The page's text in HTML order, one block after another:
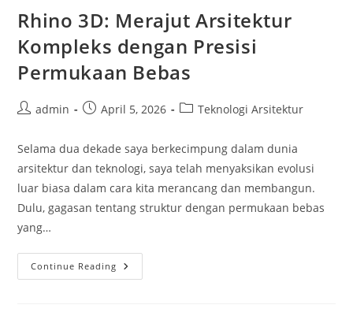
Rhino 3D: Merajut Arsitektur
Kompleks dengan Presisi
Permukaan Bebas
Postadmin
PostApril 5, 2026
PostTeknologi Arsitektur
Selama dua dekade saya berkecimpung dalam dunia
arsitektur dan teknologi, saya telah menyaksikan evolusi
luar biasa dalam cara kita merancang dan membangun.
Dulu, gagasan tentang struktur dengan permukaan bebas
yang…
Continue Reading Rhino
3D: